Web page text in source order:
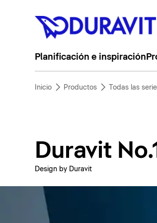
Planificación e inspiración
Inicio Productos Todas las
Duravit No.1
Design by Duravit